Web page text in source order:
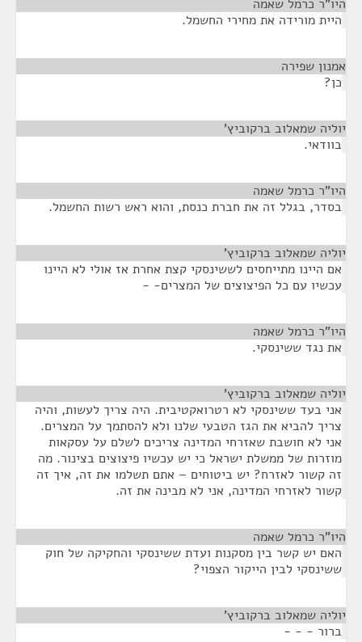
היו"ר כרמל שאמה
היית מורידה את מחירי החשמל.
אמנון שפירה
כן?
יוליה שמאלוב ברקוביץ'
בוודאי.
היו"ר כרמל שאמה
בסדר, בגלל זה את חברת כנסת, והוא ראש רשות החשמל.
יוליה שמאלוב ברקוביץ'
אם היינו מתייחסים לששינסקי קצת אחרת אז אולי לא היינו
עכשיו עם כל הפיצוצים של המצרים- -
היו"ר כרמל שאמה
את נגד ששינסקי.
יוליה שמאלוב ברקוביץ'
אני בעד ששינסקי לא רטרואקטיבית. היה צריך לעשות, והיה
צריך להביא את הגז הטבעי שלנו ולא להסתמך על המצרים.
אני לא חושבת שאזרחי המדינה צריכים לשלם על עסקאות
מוזרות של ממשלת ישראל כי יש עכשיו פיצוצים בצינור. מה
זה קשור לאזרח? יש ביטוחים – אתם תשלמו את זה, איך זה
קשור לאזרחי המדינה, אני לא מבינה את זה.
היו"ר כרמל שאמה
האם יש קשר בין מסקנות ועדת ששינסקי והחקיקה של חוק
ששינסקי לבין הייקור הצפוי?
יוליה שמאלוב ברקוביץ'
ברור - - -